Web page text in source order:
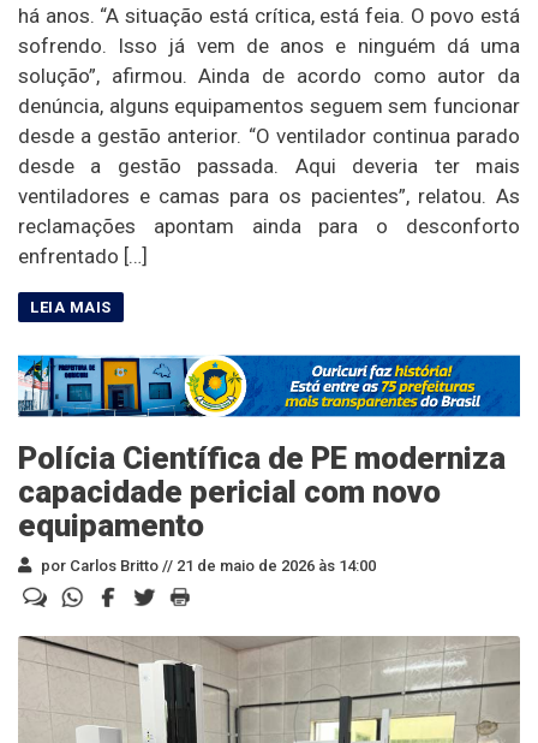
há anos. “A situação está crítica, está feia. O povo está
sofrendo. Isso já vem de anos e ninguém dá uma
solução”, afirmou. Ainda de acordo como autor da
denúncia, alguns equipamentos seguem sem funcionar
desde a gestão anterior. “O ventilador continua parado
desde a gestão passada. Aqui deveria ter mais
ventiladores e camas para os pacientes”, relatou. As
reclamações apontam ainda para o desconforto
enfrentado […]
Polícia Científica de PE moderniza
capacidade pericial com novo
equipamento
por Carlos Britto // 21 de maio de 2026 às 14:00